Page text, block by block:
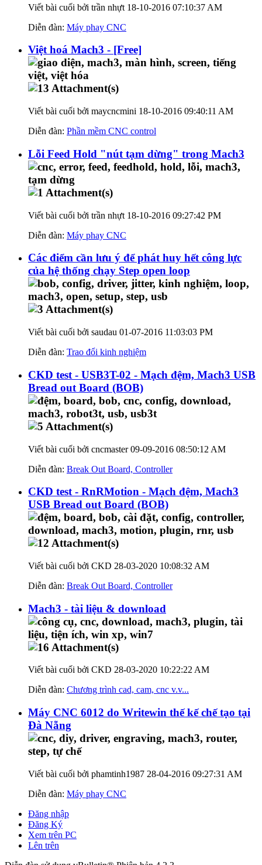
Viết bài cuối bởi trần nhựt 18-10-2016 07:10:37 AM
Diễn đàn: Máy phay CNC
Việt hoá Mach3 - [Free]
Viết bài cuối bởi maycncmini 18-10-2016 09:40:11 AM
Diễn đàn: Phần mềm CNC control
Lỗi Feed Hold "nút tạm dừng" trong Mach3
Viết bài cuối bởi trần nhựt 18-10-2016 09:27:42 PM
Diễn đàn: Máy phay CNC
Các điểm cần lưu ý để phát huy hết công lực
của hệ thống chạy Step open loop
Viết bài cuối bởi saudau 01-07-2016 11:03:03 PM
Diễn đàn: Trao đổi kinh nghiệm
CKD test - USB3T-02 - Mạch đệm, Mach3 USB
Bread out Board (BOB)
Viết bài cuối bởi cncmaster 09-09-2016 08:50:12 AM
Diễn đàn: Break Out Board, Controller
CKD test - RnRMotion - Mạch đệm, Mach3
USB Bread out Board (BOB)
Viết bài cuối bởi CKD 28-03-2020 10:08:32 AM
Diễn đàn: Break Out Board, Controller
Mach3 - tài liệu & download
Viết bài cuối bởi CKD 28-03-2020 10:22:22 AM
Diễn đàn: Chương trình cad, cam, cnc v.v...
Máy CNC 6012 do Writewin thế kế chế tạo tại
Đà Nẵng
Viết bài cuối bởi phamtinh1987 28-04-2016 09:27:31 AM
Diễn đàn: Máy phay CNC
Đăng nhập
Đăng Ký
Xem trên PC
Lên trên